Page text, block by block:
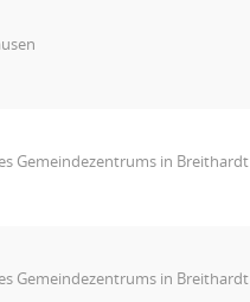
Gemeindezentrums in Breithardt
Gemeindezentrums in Breithardt